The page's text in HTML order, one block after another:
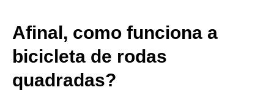
Afinal, como funciona a
bicicleta de rodas
quadradas?